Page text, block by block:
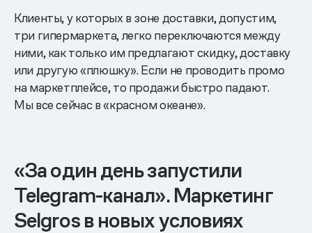
Клиенты, у которых в зоне доставки, допустим,
три гипермаркета, легко переключаются между
ними, как только им предлагают скидку, доставку
или другую «плюшку». Если не проводить промо
на маркетплейсе, то продажи быстро падают.
Мы все сейчас в «красном океане».
«За один день запустили
Telegram-канал». Маркетинг
Selgros в новых условиях